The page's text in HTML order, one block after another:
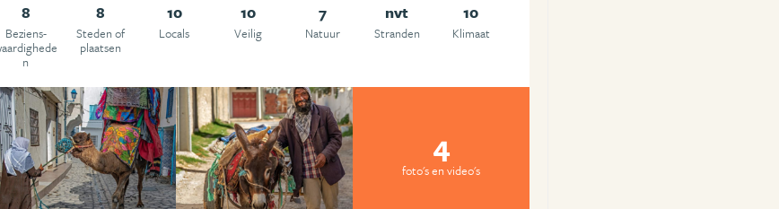
8
Beziens­
n
8
Steden of
plaatsen
10
Locals
10
Veilig
7
Natuur
nvt
Stranden
10
Klimaat
4
foto's en video's